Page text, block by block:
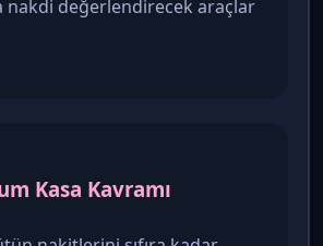
nakdi değerlendirecek araçlar
Kasa Kavramı